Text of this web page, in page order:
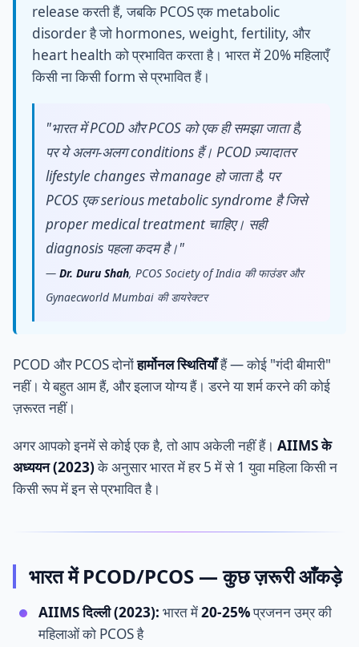
release करती हैं, जबकि PCOS एक metabolic
disorder है जो hormones, weight, fertility, और
heart health को प्रभावित करता है। भारत में 20% महिलाएँ
किसी ना किसी form से प्रभावित हैं।
"भारत में PCOD और PCOS को एक ही समझा जाता है,
पर ये अलग-अलग conditions हैं। PCOD ज़्यादातर
lifestyle changes से manage हो जाता है, पर
PCOS एक serious metabolic syndrome है जिसे
proper medical treatment चाहिए। सही
diagnosis पहला कदम है।"
—Dr. Duru Shah, PCOS Society of India की फाउंडर और
Gynaecworld Mumbai की डायरेक्टर
PCOD और PCOS दोनोंहार्मोनल स्थितियाँहैं — कोई "गंदी बीमारी"
नहीं। ये बहुत आम हैं, और इलाज योग्य हैं। डरने या शर्म करने की कोई
ज़रूरत नहीं।
अगर आपको इनमें से कोई एक है, तो आप अकेली नहीं हैं। AIIMS के
अध्ययन (2023)के अनुसार भारत में हर 5 में से 1 युवा महिला किसी न
किसी रूप में इन से प्रभावित है।
भारत में PCOD/PCOS — कुछ ज़रूरी आँकड़े
AIIMS दिल्ली (2023): भारत में20-25%प्रजनन उम्र की
महिलाओं को PCOS है